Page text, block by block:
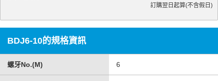
訂購翌日起算(不含假日)
BDJ6-10的規格資訊
螺牙No.(M) 6